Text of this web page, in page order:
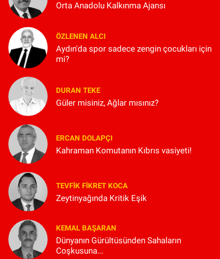
Orta Anadolu Kalkınma Ajansı
ÖZLENEN ALCI
Aydın'da spor sadece zengin çocukları için
mi?
DURAN TEKE
Güler misiniz, Ağlar mısınız?
ERCAN DOLAPÇI
Kahraman Komutanın Kıbrıs vasiyeti!
TEVFIK FIKRET KOCA
Zeytinyağında Kritik Eşik
KEMAL BAŞARAN
Dünyanın Gürültüsünden Sahaların
Coşkusuna...